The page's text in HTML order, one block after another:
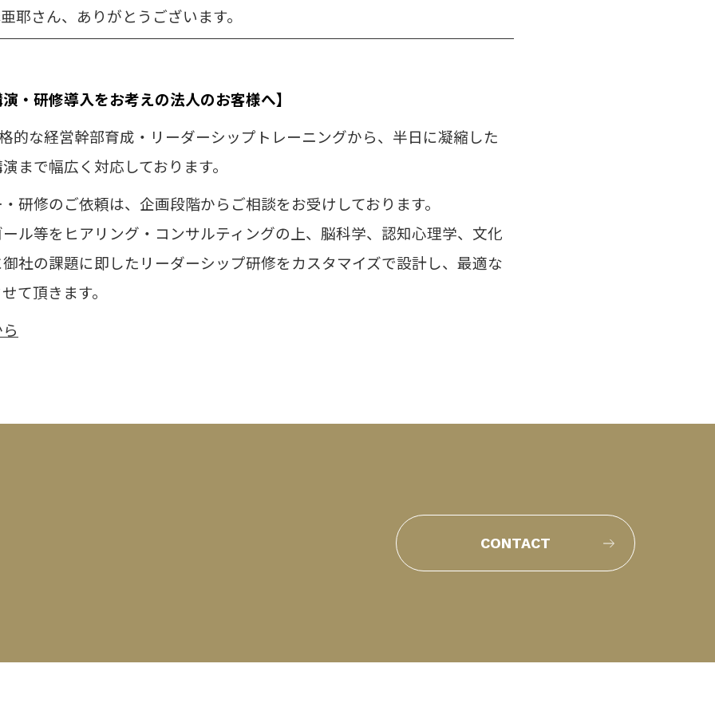
耶さん、ありがとうございます。
・研修導入をお考えの法人のお客様へ】
的な経営幹部育成・リーダーシップトレーニングから、半日に凝縮した
まで幅広く対応しております。
研修のご依頼は、企画段階からご相談をお受けしております。
ル等をヒアリング・コンサルティングの上、 脳科学、認知心理学、文化
社の課題に即したリーダーシップ研修をカスタマイズで設計し、 最適な
て頂きます。
CONTACT